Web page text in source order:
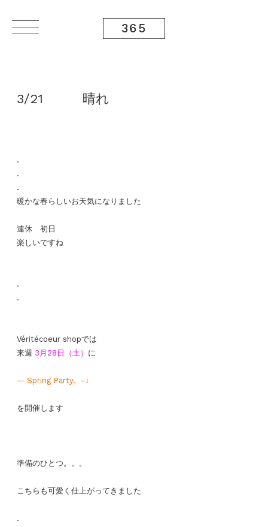
365
3/21 晴れ
.
.
.
暖かな春らしいお天気になりました
連休 初日
楽しいですね
.
.
Véritécoeur shopでは
来週 3月28日（土） に
— Spring Party. –♩
を開催します
準備のひとつ。。。
こちらも可愛く仕上がってきました
.